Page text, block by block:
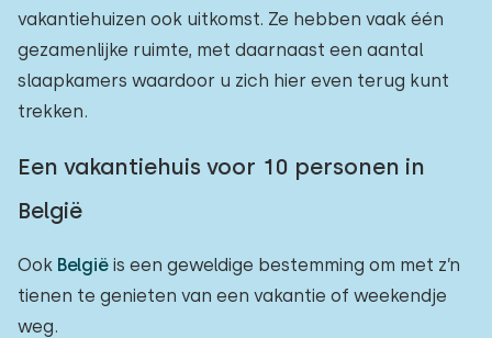
vakantiehuizen ook uitkomst. Ze hebben vaak één
gezamenlijke ruimte, met daarnaast een aantal
slaapkamers waardoor u zich hier even terug kunt
trekken.
Een vakantiehuis voor 10 personen in
België
Ook België is een geweldige bestemming om met z’n
tienen te genieten van een vakantie of weekendje
weg.